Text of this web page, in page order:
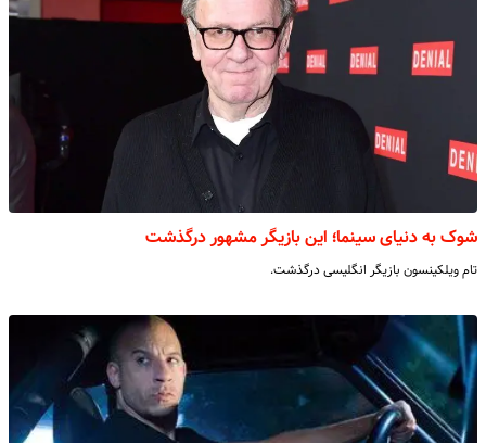
شوک به دنیای سینما؛ این بازیگر مشهور درگذشت
تام ویلکینسون بازیگر انگلیسی درگذشت.